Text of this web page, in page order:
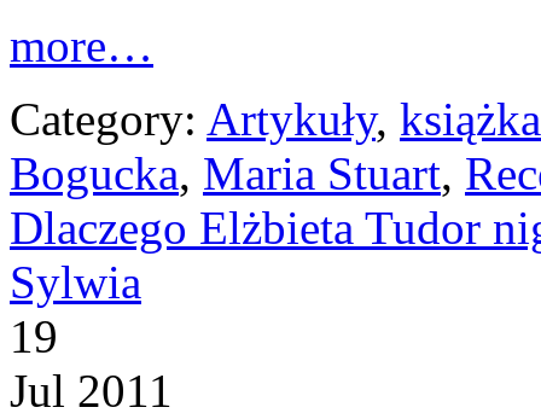
more…
Category: Artykuły, książka
Bogucka, Maria Stuart,
Dlaczego Elżbieta Tudor
Sylwia
19
Jul 2011